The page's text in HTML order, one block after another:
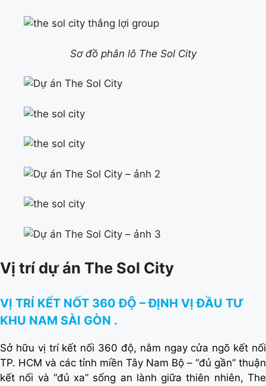
Sơ đồ phân lô The Sol City
Vị trí dự án The Sol City
VỊ TRÍ KẾT NỐT 360 ĐỘ – ĐỊNH VỊ ĐẦU TƯ
KHU NAM SÀI GÒN .
Sở hữu vị trí kết nối 360 độ, nằm ngay cửa ngõ kết nối
TP. HCM và các tỉnh miền Tây Nam Bộ – “đủ gần” thuận
kết nối và “đủ xa” sống an lành giữa thiên nhiên, The